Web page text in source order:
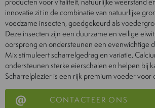
innovatie zit in de combinatie van natuurlijke
voedzame insecten, goedgekeurd als
Deze insecten zijn een duurzame en veilige
oorsprong en ondersteunen een evenwichtige
Mix stimuleert scharrelgedrag en variatie,
ondersteunen sterke eierschalen en helpen bij
Scharrelplezier is een rijk premium voeder voor
CONTACTEER ONS